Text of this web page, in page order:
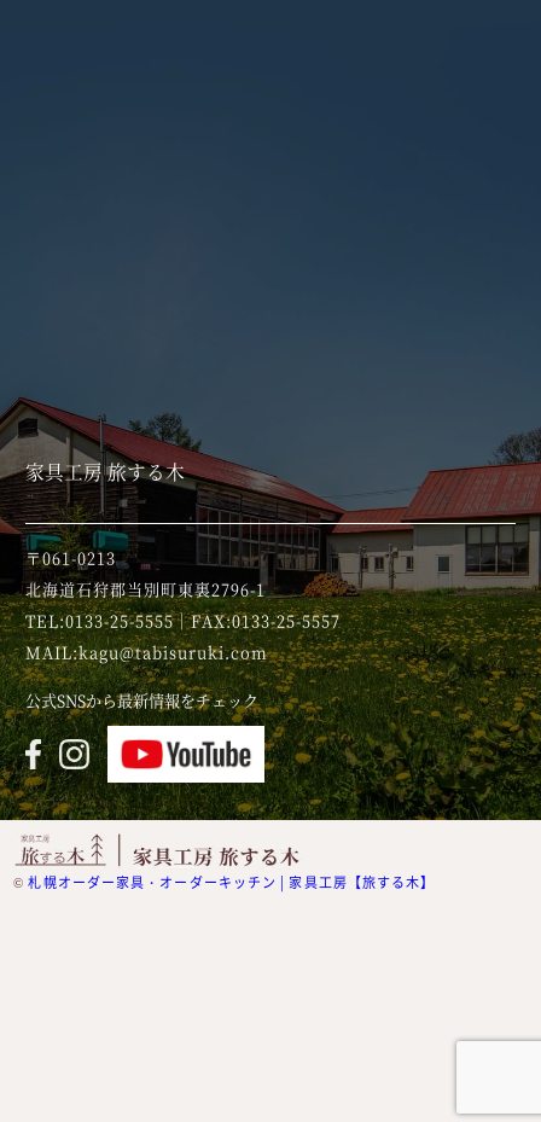
家具工房 旅する木
〒061-0213
北海道石狩郡当別町東裏2796-1
TEL:0133-25-5555｜FAX:0133-25-5557
MAIL:kagu@tabisuruki.com
公式SNSから最新情報をチェック
©札幌オーダー家具・オーダーキッチン | 家具工房【旅する木】